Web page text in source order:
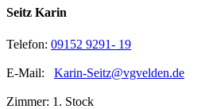
Seitz Karin
Telefon: 09152 9291- 19
E-Mail: Karin-Seitz@vgvelden.de
Zimmer: 1. Stock